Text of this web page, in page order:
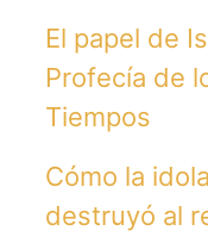
El papel de
Profecía de
Tiempos
Cómo la
destruyó al